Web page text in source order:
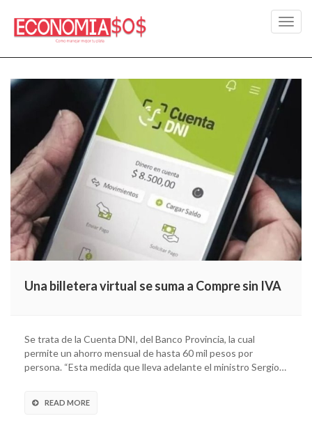
Una billetera virtual se suma a Compre sin IVA
Se trata de la Cuenta DNI, del Banco Provincia, la cual
permite un ahorro mensual de hasta 60 mil pesos por
persona. “Esta medida que lleva adelante el ministro Sergio…
READ MORE